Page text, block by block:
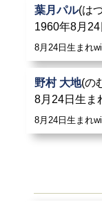
葉月パル(は
1960年8月
8月24日生まれ
野村 大地(の
8月24日生ま
8月24日生まれ